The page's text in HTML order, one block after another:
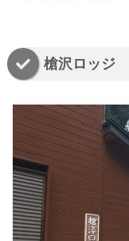
槍沢ロッジ